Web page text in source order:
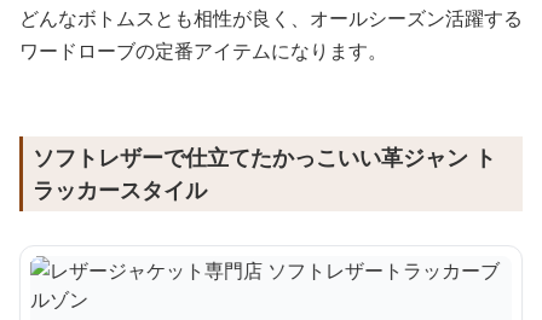
どんなボトムスとも相性が良く、オールシーズン活躍する
ワードローブの定番アイテムになります。
ソフトレザーで仕立てたかっこいい革ジャン ト
ラッカースタイル